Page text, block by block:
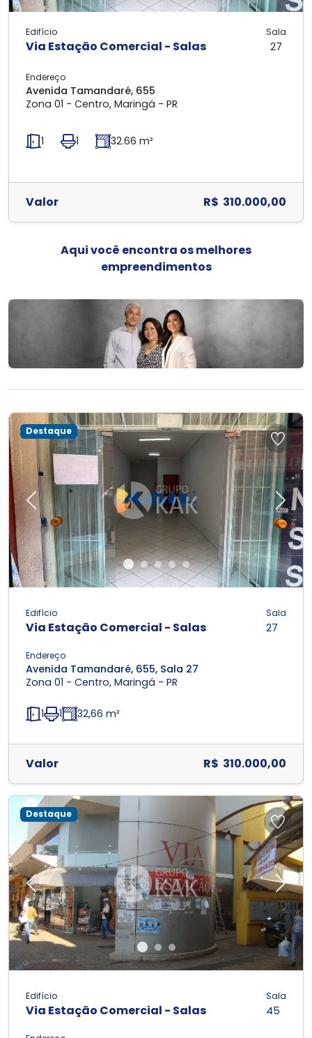
Edifício
Via Estação Comercial - Salas
Sala
27
Endereço
Avenida Tamandaré, 655
Zona 01 - Centro, Maringá - PR
1 1 32.66 m²
Valor R$ 310.000,00
Aqui você encontra os melhores
empreendimentos
Previous Next
Destaque
Edifício
Via Estação Comercial - Salas
Sala
27
Endereço
Avenida Tamandaré, 655, Sala 27
Zona 01 - Centro, Maringá - PR
1 1 32,66 m²
Valor R$ 310.000,00
Previous Next
Destaque
Edifício
Via Estação Comercial - Salas
Sala
45